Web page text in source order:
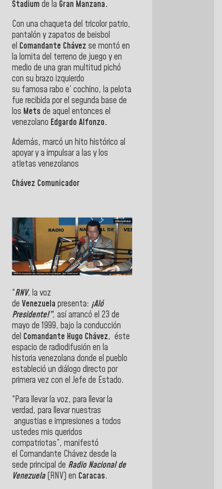
Stadium de la Gran Manzana.
Con una chaqueta del tricolor patrio,
pantalón y zapatos de beisbol
el Comandante Chávez se montó en
la lomita del terreno de juego y en
medio de una gran multitud pichó
con su brazo izquierdo
su famosa rabo e’ cochino, la pelota
fue recibida por el segunda base de
los Mets de aquel entonces el
venezolano Edgardo Alfonzo.
Además, marcó un hito histórico al
apoyar y a impulsar a las y los
atletas venezolanos
Chávez Comunicador
“RNV, la voz
de Venezuela presenta: ¡Aló
Presidente!”, así arrancó el 23 de
mayo de 1999, bajo la conducción
del Comandante Hugo Chávez, éste
espacio de radiodifusión en la
historia venezolana donde el pueblo
estableció un diálogo directo por
primera vez con el Jefe de Estado.
“Para llevar la voz, para llevar la
verdad, para llevar nuestras
angustias e impresiones a todos
ustedes mis queridos
compatriotas”, manifestó
el Comandante Chávez desde la
sede principal de Radio Nacional de
Venezuela(RNV) en Caracas.